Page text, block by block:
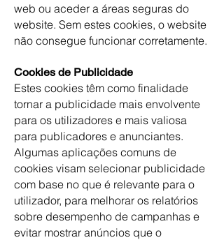
web ou aceder a áreas seguras do
website. Sem estes cookies, o website
não consegue funcionar corretamente.
Cookies de Publicidade
Estes cookies têm como finalidade
tornar a publicidade mais envolvente
para os utilizadores e mais valiosa
para publicadores e anunciantes.
Algumas aplicações comuns de
cookies visam selecionar publicidade
com base no que é relevante para o
utilizador, para melhorar os relatórios
sobre desempenho de campanhas e
evitar mostrar anúncios que o